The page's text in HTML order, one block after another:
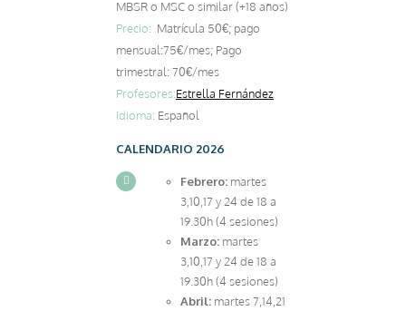
MBSR o MSC o similar (+18 años)
Precio: Matrícula 50€; pago
mensual:75€/mes; Pago
trimestral: 70€/mes
Profesores:Estrella Fernández
Idioma: Español
CALENDARIO 2026
Febrero: martes
3,10,17 y 24 de 18 a
19.30h (4 sesiones)
Marzo: martes
3,10,17 y 24 de 18 a
19.30h (4 sesiones)
Abril: martes 7,14,21